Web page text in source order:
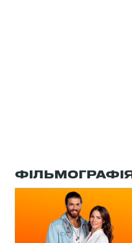
ФІЛЬМОГРАФІЯ